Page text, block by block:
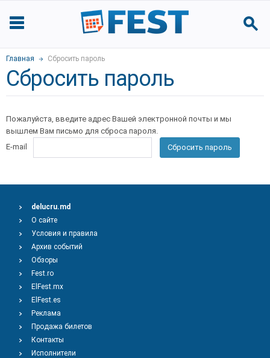
Главная Сбросить пароль
Сбросить пароль
Пожалуйста, введите адрес Вашей электронной почты и мы
вышлем Вам письмо для сброса пароля.
E-mail
Сбросить пароль
delucru.md
О сайте
Условия и правила
Архив событий
Обзоры
Fest.ro
ElFest.mx
ElFest.es
Реклама
Продажа билетов
Контакты
Исполнители